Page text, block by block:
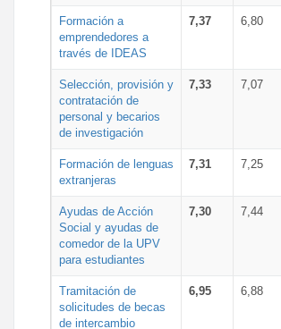
Formación a
emprendedores a
través de IDEAS
7,37 6,80
Selección, provisión y
contratación de
personal y becarios
de investigación
7,33 7,07
Formación de lenguas
extranjeras
7,31 7,25
Ayudas de Acción
Social y ayudas de
comedor de la UPV
para estudiantes
7,30 7,44
Tramitación de
solicitudes de becas
de intercambio
6,95 6,88